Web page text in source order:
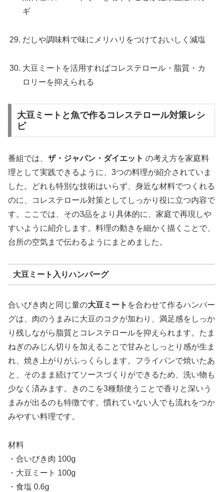
ギ
だしや調味料で味にメリハリをつけておいしく減塩
大豆ミートを活用すればコレステロール・脂質・カ
ロリーを抑えられる
大豆ミートと魚で作るコレステロール対策レシ
ピ
番組では、 ザ・ジャパン・ダイエット の考え方を家庭料
理として実践できるように、3つの料理が紹介されていま
した。どれも特別な技術はいらず、身近な材料でつくれる
のに、コレステロール対策としてしっかり役に立つ内容で
す。ここでは、その3品をより具体的に、家庭で再現しや
すいように紹介します。料理の動きを細かく描くことで、
台所の空気まで伝わるようにまとめました。
大豆ミート入りハンバーグ
合いびき肉と同じ量の大豆ミート を合わせて作るハンバー
グは、肉のうまみに大豆のコクが加わり、満足感をしっか
り残しながら脂質とコレステロールを抑えられます。たま
ねぎのみじん切りを加えることで甘みとしっとり感が生ま
れ、焼き上がりがふっくらします。フライパンで焼いたあ
と、そのまま続けてソースづくりができるため、洗い物も
少なく済みます。きのこを3種類使うことで香りと深いう
まみが出るのも特徴です。慣れていない人でも流れをつか
みやすい料理です。
材料
・合いびき肉 100g
・大豆ミート 100g
・食塩 0.6g